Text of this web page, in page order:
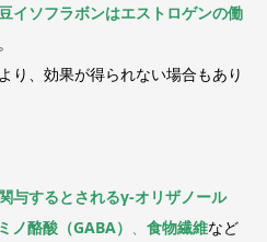
イソフラボンはエストロゲンの働
り、効果が得られない場合もあり
与するとされるγ-オリザノール
ノ酪酸（GABA） 食物繊維など